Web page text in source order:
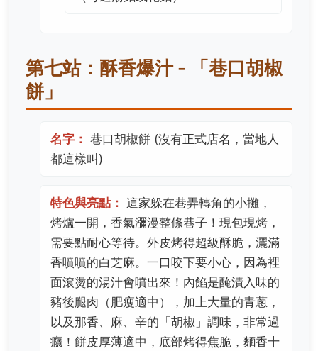
第七站：酥香爆汁 - 「巷口胡椒
餅」
名字： 巷口胡椒餅 (沒有正式店名，當地人
都這樣叫)
特色與亮點： 這家躲在巷弄轉角的小攤，
烤爐一開，香氣瀰漫整條巷子！現包現烤，
需要點耐心等待。外皮烤得超級酥脆，灑滿
香噴噴的白芝麻。一口咬下要小心，因為裡
面滾燙的湯汁會噴出來！內餡是醃漬入味的
豬後腿肉（肥瘦適中），加上大量的青蔥，
以及那香、麻、辛的「胡椒」調味，非常過
癮！餅皮厚薄適中，底部烤得焦脆，麵香十